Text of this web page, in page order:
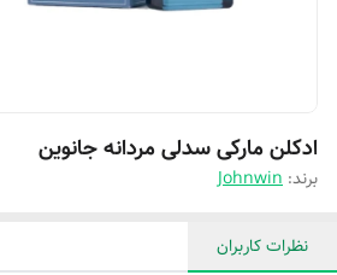
ادکلن مارکی سدلی مردانه جانوین
برند: Johnwin
نظرات کاربران